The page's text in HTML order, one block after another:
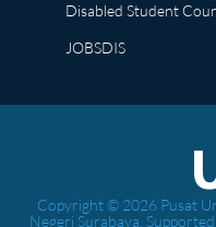
Disabled Student
JOBSDIS
Copyright © 2026 Pusat
Negeri Surabaya.